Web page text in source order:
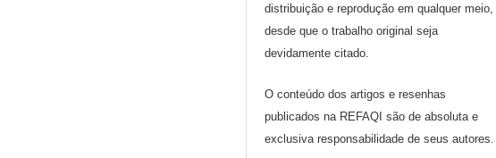
distribuição e reprodução em qualquer meio,
desde que o trabalho original seja
devidamente citado.
O conteúdo dos artigos e resenhas
publicados na REFAQI são de absoluta e
exclusiva responsabilidade de seus autores.